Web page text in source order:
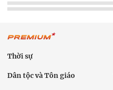
Thời sự
Dân tộc và Tôn giáo